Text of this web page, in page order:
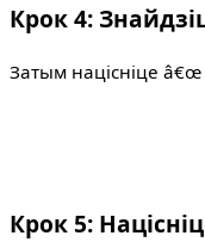
Крок 4:
Затым націсніце â€œ
Крок 5: